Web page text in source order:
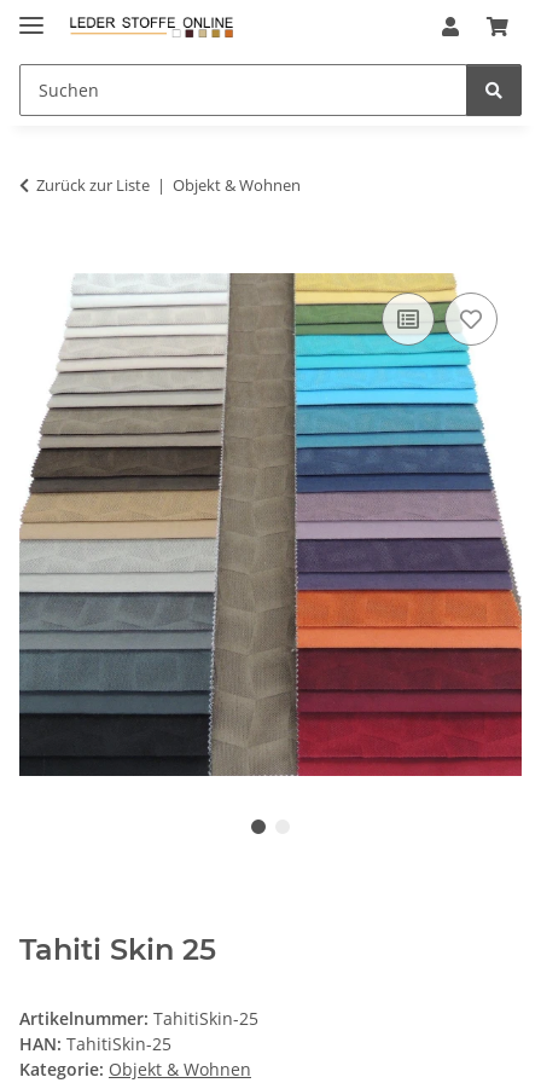
Zurück zur Liste Objekt & Wohnen
Tahiti Skin 25
Artikelnummer: TahitiSkin-25
HAN: TahitiSkin-25
Kategorie: Objekt & Wohnen